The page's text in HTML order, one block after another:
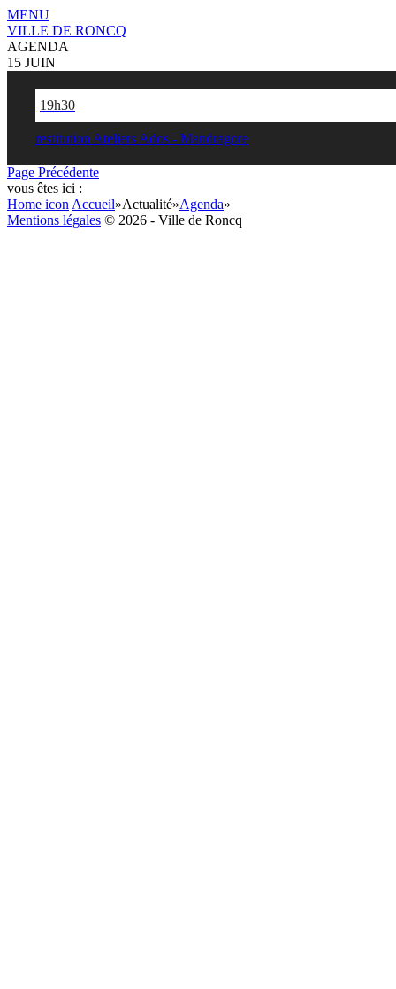
MENU
VILLE DE RONCQ
AGENDA
15 JUIN
19h30
restitution Ateliers Ados - Mandragore
Page Précédente
vous êtes ici :
Home icon Accueil»Actualité»Agenda»
Mentions légales © 2026 - Ville de Roncq